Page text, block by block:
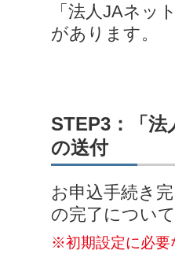
「法人JAネッ
があります。
STEP3：「
の送付
お申込手続き
の完了につい
※初期設定に必要